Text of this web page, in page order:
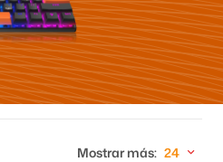
Mostrar más: 24